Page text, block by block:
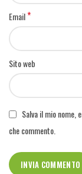
Email*
Sito web
Salva il mio nome,
che commento.